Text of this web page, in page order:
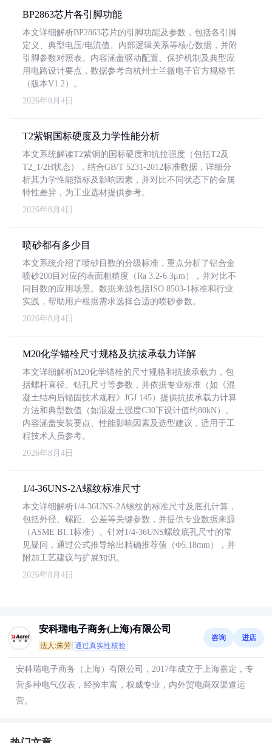
BP2863芯片各引脚功能
本文详细解析BP2863芯片的引脚功能及参数，包括各引脚
定义、典型电压/电流值、内部逻辑关系等核心数据，并附
引脚参数对照表。内容涵盖驱动配置、保护机制及典型应
用电路设计要点，数据参考自杭州士兰微电子官方规格书
（版本V1.2）。
2026年8月4日
T2紫铜国标硬度及力学性能分析
本文系统解读T2紫铜的国标硬度和抗拉强度（包括T2及
T2_1/2H状态），结合GB/T 5231-2012标准数据，详细分
析其力学性能指标及影响因素，并对比不同状态下的金属
特性差异，为工业选材提供参考。
2026年8月4日
喷砂都有多少目
本文系统介绍了喷砂目数的分级标准，重点分析了铝合金
喷砂200目对应的表面粗糙度（Ra 3.2-6.3μm），并对比不
同目数的应用场景。数据来源包括ISO 8503-1标准和行业
实践，帮助用户根据需求选择合适的喷砂参数。
2026年8月4日
M20化学锚栓尺寸规格及抗拔承载力详解
本文详细解析M20化学锚栓的尺寸规格和抗拔承载力，包
括螺杆直径、钻孔尺寸等参数，并依据专业标准（如《混
凝土结构后锚固技术规程》JGJ 145）提供抗拔承载力计算
方法和典型数值（如混凝土强度C30下设计值约80kN）。
内容涵盖安装要点、性能影响因素及选型建议，适用于工
程技术人员参考。
2026年8月4日
1/4-36UNS-2A螺纹标准尺寸
本文详细解析1/4-36UNS-2A螺纹的标准尺寸及底孔计算，
包括外径、螺距、公差等关键参数，并提供专业数据来源
（ASME B1.1标准）。针对1/4-36UNS螺纹底孔尺寸的常
见疑问，通过公式推导给出精确推荐值（Φ5.18mm），并
附加工艺建议与扩展知识。
2026年8月4日
安科瑞电子商务(上海)有限公司
法人:朱芳 通过真实性核验
咨询 进店
安科瑞电子商务（上海）有限公司，2017年成立于上海嘉定，专
营多种电气仪表，经验丰富，权威专业，内外贸电商双渠道运
营。